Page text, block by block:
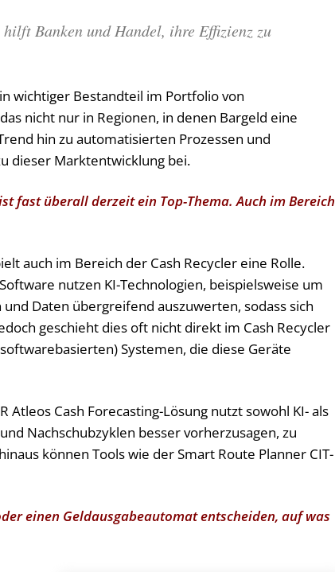
Banken und Handel, ihre Effizienz zu
wichtiger Bestandteil im Portfolio von
nicht nur in Regionen, in denen Bargeld eine
hin zu automatisierten Prozessen und
dieser Marktentwicklung bei.
fast überall derzeit ein Top-Thema. Auch im Bereich
auch im Bereich der Cash Recycler eine Rolle.
nutzen KI-Technologien, beispielsweise um
Daten übergreifend auszuwerten, sodass sich
geschieht dies oft nicht direkt im Cash Recycler
Systemen, die diese Geräte
Atleos Cash Forecasting-Lösung nutzt sowohl KI- als
Nachschubzyklen besser vorherzusagen, zu
können Tools wie der Smart Route Planner CIT-
einen Geldausgabeautomat entscheiden, auf was